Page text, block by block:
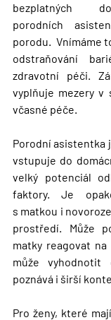
bezplatných
porodních
porodu.  Vnímáme
odstraňování
zdravotní péči.
vyplňuje mezery v
včasné péče.
Porodní asistentka
vstupuje do
velký potenciál
faktory. Je
s matkou i
prostředí. Může
matky reagovat
může vyhodnotit
poznává i širší
Pro ženy, které